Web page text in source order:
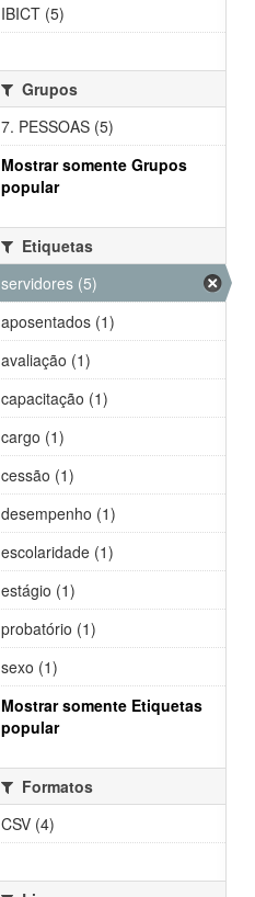
IBICT (5)
Grupos
7. PESSOAS (5)
Mostrar somente Grupos
popular
Etiquetas
servidores (5)
aposentados (1)
avaliação (1)
capacitação (1)
cargo (1)
cessão (1)
desempenho (1)
escolaridade (1)
estágio (1)
probatório (1)
sexo (1)
Mostrar somente Etiquetas
popular
Formatos
CSV (4)